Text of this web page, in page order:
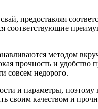
предоставляя
соответствующие
методом
прочность и
совсем недорого.
и параметры,
своим качеством и